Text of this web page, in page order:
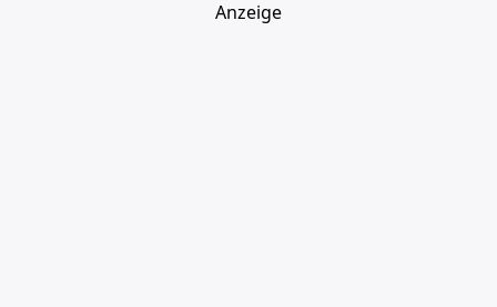
Anzeige